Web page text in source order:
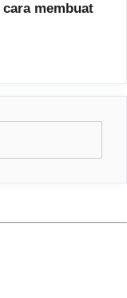
cara membuat